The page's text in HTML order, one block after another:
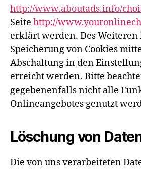
http://www.aboutads.info/
Seite http://
erklärt werden. Des Weiteren
Speicherung von Cookies
Abschaltung in den
erreicht werden. Bitte
gegebenenfalls nicht alle
Onlineangebotes genutzt
Löschung von
Die von uns verarbeiteten